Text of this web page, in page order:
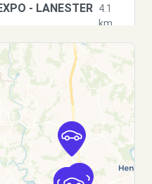
- LANESTER 4.1
km
- LANESTER